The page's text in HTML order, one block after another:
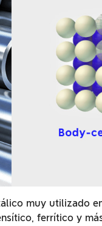
muy utilizado
ferrítico y